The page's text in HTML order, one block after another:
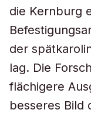
die Kernburg
der
lag. Die
flächigere
besseres Bild